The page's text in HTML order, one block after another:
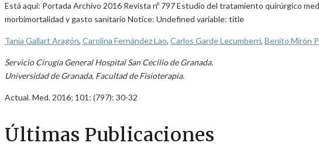
Está aquí: Portada Archivo 2016 Revista nº 797 Estudio del tratamiento quirúrgico
morbimortalidad y gasto sanitario Notice: Undefined variable: title
Tania Gallart Aragón, Carolina Fernández Lao, Carlos Garde Lecumberri, Benito Mirón
Servicio Cirugía General Hospital San Cecilio de Granada.
Universidad de Granada, Facultad de Fisioterapia.
Actual. Med. 2016; 101: (797): 30-32
Últimas Publicaciones